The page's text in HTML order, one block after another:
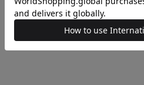
中国
注意点
※過度な摩擦は毛玉やほつれ
S
160cm